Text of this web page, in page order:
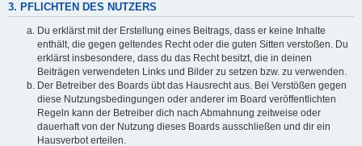
3. PFLICHTEN DES NUTZERS
Du erklärst mit der Erstellung eines Beitrags, dass er keine Inhalte
enthält, die gegen geltendes Recht oder die guten Sitten verstoßen. Du
erklärst insbesondere, dass du das Recht besitzt, die in deinen
Beiträgen verwendeten Links und Bilder zu setzen bzw. zu verwenden.
Der Betreiber des Boards übt das Hausrecht aus. Bei Verstößen gegen
diese Nutzungsbedingungen oder anderer im Board veröffentlichten
Regeln kann der Betreiber dich nach Abmahnung zeitweise oder
dauerhaft von der Nutzung dieses Boards ausschließen und dir ein
Hausverbot erteilen.